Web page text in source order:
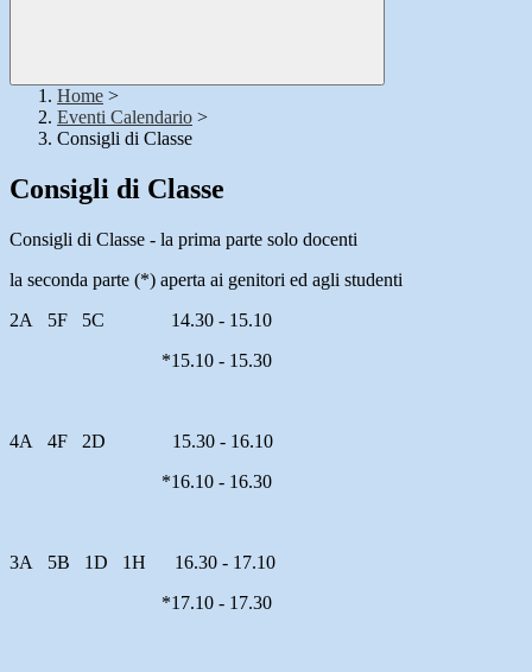
Home >
Eventi Calendario >
Consigli di Classe
Consigli di Classe
Consigli di Classe - la prima parte solo docenti
la seconda parte (*) aperta ai genitori ed agli studenti
2A 5F 5C 14.30 - 15.10
*15.10 - 15.30
4A 4F 2D
15.30 - 16.10
*16.10 - 16.30
3A 5B 1D 1H 16.30 - 17.10
*17.10 - 17.30